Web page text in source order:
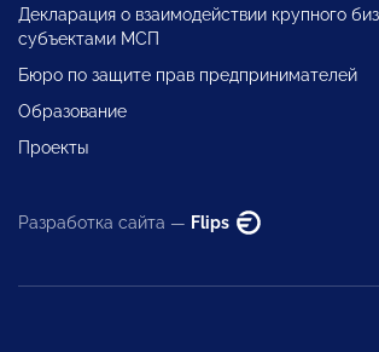
Декларация о взаимодействии крупного
субъектами МСП
Бюро по защите прав предпринимателей
Образование
Проекты
Разработка сайта — Flips